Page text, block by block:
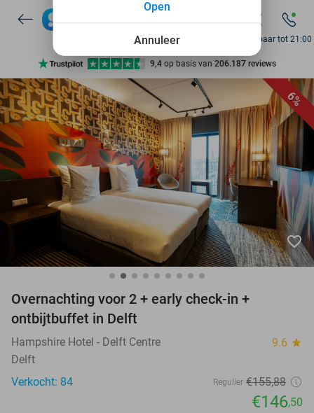
7 dagen per week beschikbaar
10+ miljoen leden
9,4 op basis van 206.187 reviews
Ontdek 15.000+ deals
7 dagen per week beschikbaar
10+ miljoen leden
Bereikbaar tot 21:00
6%
favorite_border
Overnachting voor 2 + early check-in +
ontbijtbuffet in Delft
Hampshire Hotel - Delft Centre 9.6 star
Delft
Verkocht: 84
Regulier €155,88
€146,50
Annuleer
Open